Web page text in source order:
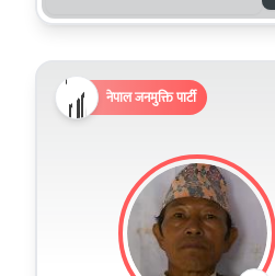
नेपाल जनमुक्ति पार्टी